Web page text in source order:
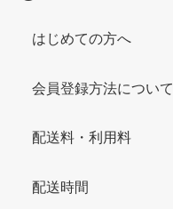
はじめての方へ
会員登録方法について
配送料・利用料
配送時間